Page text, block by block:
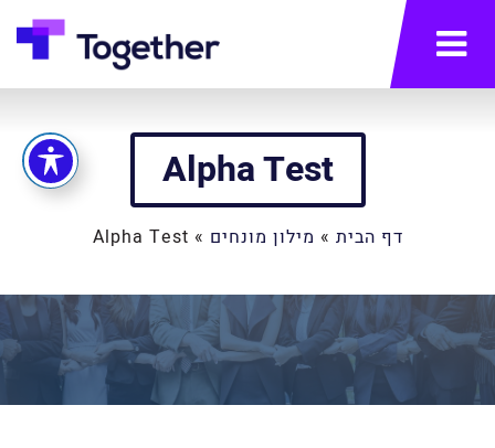
תפריט
Alpha Test
דף הבית » מילון מונחים »
Alpha Test